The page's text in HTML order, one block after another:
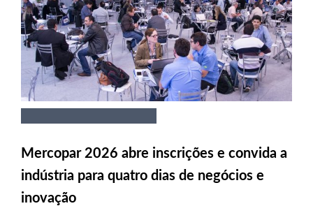
Mercopar 2026 abre inscrições e convida a
indústria para quatro dias de negócios e
inovação